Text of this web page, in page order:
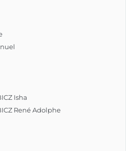
Isha
René Adolphe